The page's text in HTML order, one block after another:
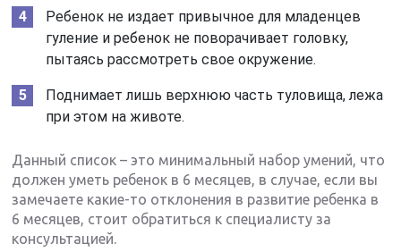
Ребенок не издает привычное для младенцев
гуление и ребенок не поворачивает головку,
пытаясь рассмотреть свое окружение.
Поднимает лишь верхнюю часть туловища, лежа
при этом на животе.
Данный список – это минимальный набор умений, что
должен уметь ребенок в 6 месяцев, в случае, если вы
замечаете какие-то отклонения в развитие ребенка в
6 месяцев, стоит обратиться к специалисту за
консультацией.